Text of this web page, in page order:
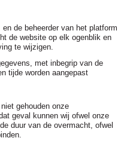
de beheerder van het platform
de website op elk ogenblik en
te wijzigen.
met inbegrip van de
tijde worden aangepast
gehouden onze
geval kunnen wij ofwel onze
duur van de overmacht, ofwel